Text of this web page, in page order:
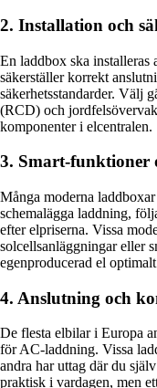
2. Installation och
En laddbox ska installeras
säkerställer korrekt
säkerhetsstandarder. Välj
(RCD) och
komponenter i elcentralen.
3. Smart-funktioner
Många moderna
schemalägga laddning,
efter elpriserna. Vissa
solcellsanläggningar eller
egenproducerad el
4. Anslutning och
De flesta elbilar i Europa
för AC-laddning. Vissa
andra har uttag där du
praktisk i vardagen, men